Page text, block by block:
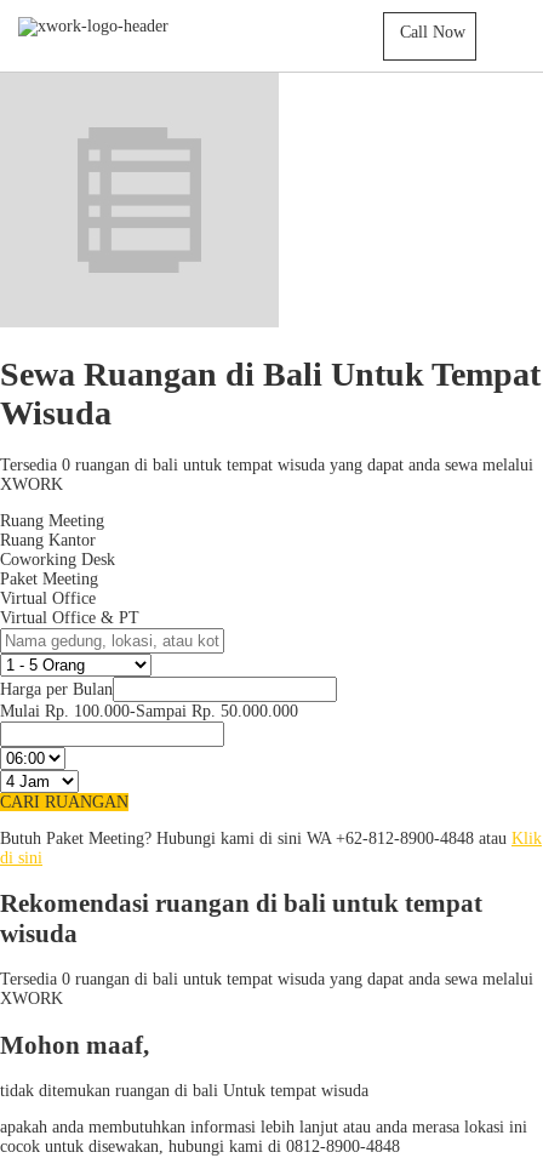
Call Now
Sewa Ruangan di Bali Untuk Tempat
Wisuda
Tersedia 0 ruangan di bali untuk tempat wisuda yang dapat anda sewa melalui
XWORK
Ruang Meeting
Ruang Kantor
Coworking Desk
Paket Meeting
Virtual Office
Virtual Office & PT
Harga per Bulan
Mulai Rp. 100.000-Sampai Rp. 50.000.000
CARI RUANGAN
Butuh Paket Meeting? Hubungi kami di sini WA +62-812-8900-4848 atau Klik
di sini
Rekomendasi ruangan di bali untuk tempat
wisuda
Tersedia 0 ruangan di bali untuk tempat wisuda yang dapat anda sewa melalui
XWORK
Mohon maaf,
tidak ditemukan ruangan di bali Untuk tempat wisuda
apakah anda membutuhkan informasi lebih lanjut atau anda merasa lokasi ini
cocok untuk disewakan, hubungi kami di 0812-8900-4848